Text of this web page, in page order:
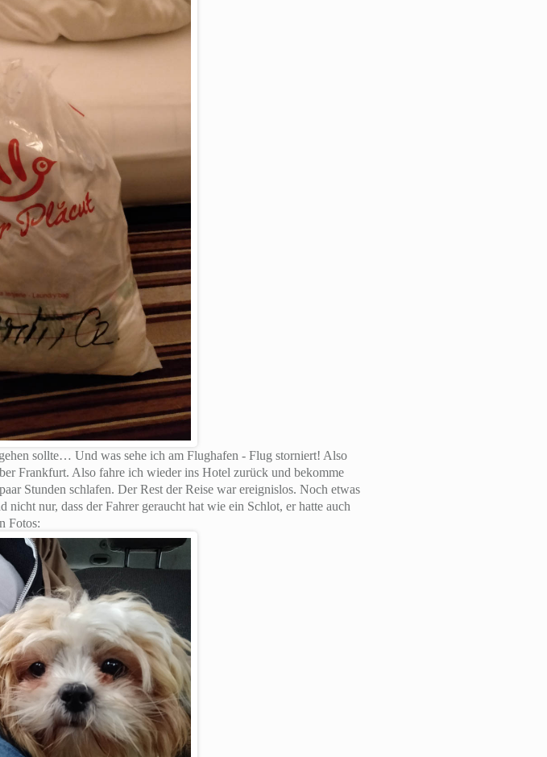
sollte… Und was sehe ich am Flughafen - Flug storniert! Also
Frankfurt. Also fahre ich wieder ins Hotel zurück und bekomme
Stunden schlafen. Der Rest der Reise war ereignislos. Noch etwas
nur, dass der Fahrer geraucht hat wie ein Schlot, er hatte auch
Fotos: